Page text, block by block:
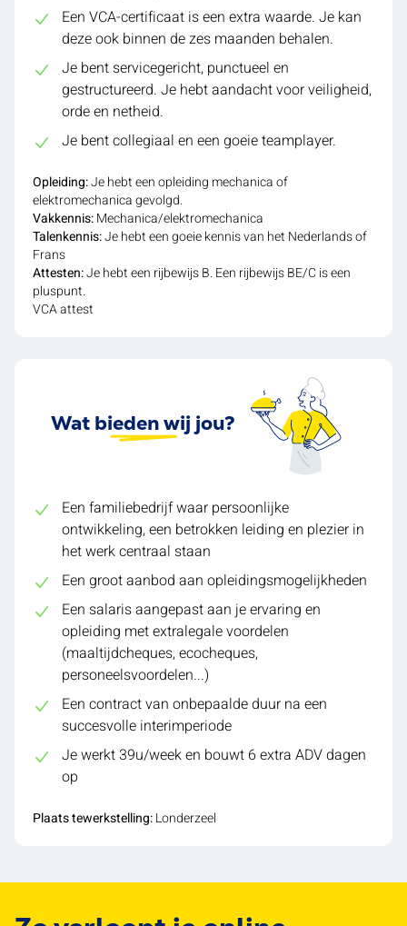
Een VCA-certificaat is een extra waarde. Je kan
deze ook binnen de zes maanden behalen.
Je bent servicegericht, punctueel en
gestructureerd. Je hebt aandacht voor veiligheid,
orde en netheid.
Je bent collegiaal en een goeie teamplayer.
Opleiding:Je hebt een opleiding mechanica of
elektromechanica gevolgd.
Vakkennis:Mechanica/elektromechanica
Talenkennis:Je hebt een goeie kennis van het Nederlands of
Frans
Attesten:Je hebt een rijbewijs B. Een rijbewijs BE/C is een
pluspunt.
VCA attest
Wat bieden wij jou?
Een familiebedrijf waar persoonlijke
ontwikkeling, een betrokken leiding en plezier in
het werk centraal staan
Een groot aanbod aan opleidingsmogelijkheden
Een salaris aangepast aan je ervaring en
opleiding met extralegale voordelen
(maaltijdcheques, ecocheques,
personeelsvoordelen...)
Een contract van onbepaalde duur na een
succesvolle interimperiode
Je werkt 39u/week en bouwt 6 extra ADV dagen
op
Plaats tewerkstelling:Londerzeel